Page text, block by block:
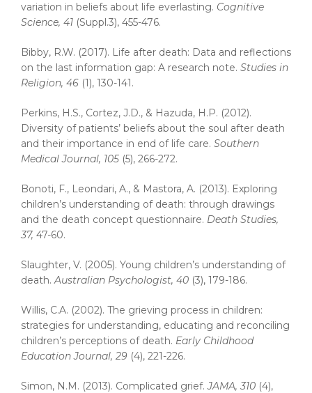
variation in beliefs about life everlasting. Cognitive
Science, 41 (Suppl.3), 455-476.
Bibby, R.W. (2017). Life after death: Data and reflections
on the last information gap: A research note. Studies in
Religion, 46 (1), 130-141.
Perkins, H.S., Cortez, J.D., & Hazuda, H.P. (2012).
Diversity of patients’ beliefs about the soul after death
and their importance in end of life care. Southern
Medical Journal, 105 (5), 266-272.
Bonoti, F., Leondari, A., & Mastora, A. (2013). Exploring
children’s understanding of death: through drawings
and the death concept questionnaire. Death Studies,
37, 47-60.
Slaughter, V. (2005). Young children’s understanding of
death.Australian Psychologist, 40 (3), 179-186.
Willis, C.A. (2002). The grieving process in children:
strategies for understanding, educating and reconciling
children’s perceptions of death. Early Childhood
Education Journal, 29 (4), 221-226.
Simon, N.M. (2013). Complicated grief.JAMA, 310 (4),